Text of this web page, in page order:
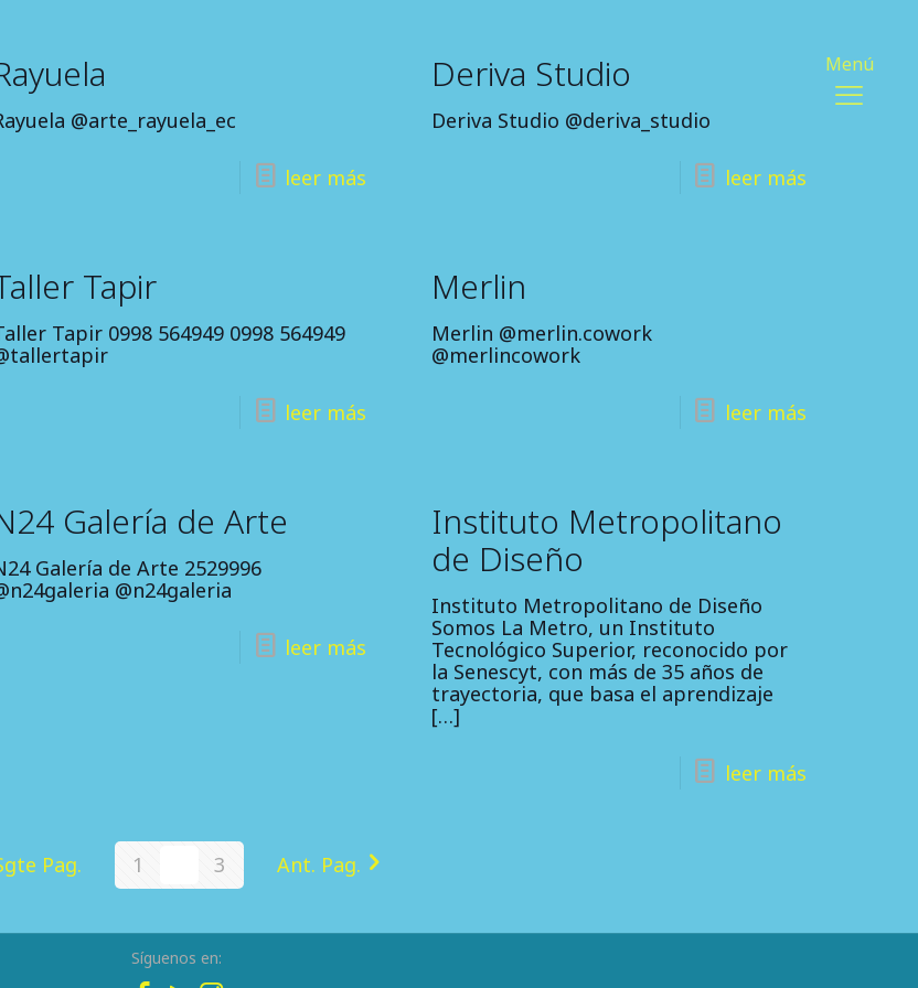
@arte_rayuela_ec
leer más
Deriva Studio
Deriva Studio @deriva_studio
leer más
Tapir
Tapir 0998 564949 0998 564949
leer más
Merlin
Merlin @merlin.cowork
@merlincowork
leer más
Galería de Arte
Galería de Arte 2529996
@n24galeria
leer más
Instituto Metropolitano
de Diseño
Instituto Metropolitano de Diseño
Somos La Metro, un Instituto
Tecnológico Superior, reconocido por
la Senescyt, con más de 35 años de
trayectoria, que basa el aprendizaje
[…]
leer más
Pag. 1 3 Ant. Pag.
Síguenos en: